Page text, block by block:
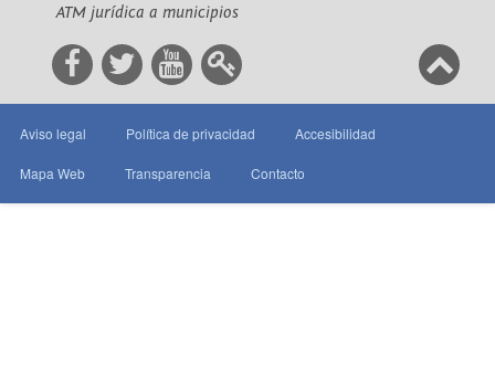
ATM jurídica a municipios
Aviso legal Política de privacidad Accesibilidad
Mapa Web Transparencia Contacto